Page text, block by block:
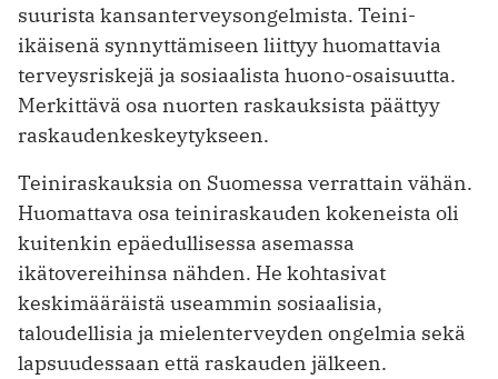
suurista kansanterveysongelmista. Teini-
ikäisenä synnyttämiseen liittyy huomattavia
terveysriskejä ja sosiaalista huono-osaisuutta.
Merkittävä osa nuorten raskauksista päättyy
raskaudenkeskeytykseen.
Teiniraskauksia on Suomessa verrattain vähän.
Huomattava osa teiniraskauden kokeneista oli
kuitenkin epäedullisessa asemassa
ikätovereihinsa nähden. He kohtasivat
keskimääräistä useammin sosiaalisia,
taloudellisia ja mielenterveyden ongelmia sekä
lapsuudessaan että raskauden jälkeen.